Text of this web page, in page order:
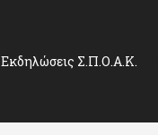
Εκδηλώσεις Σ.Π.Ο.Α.Κ.